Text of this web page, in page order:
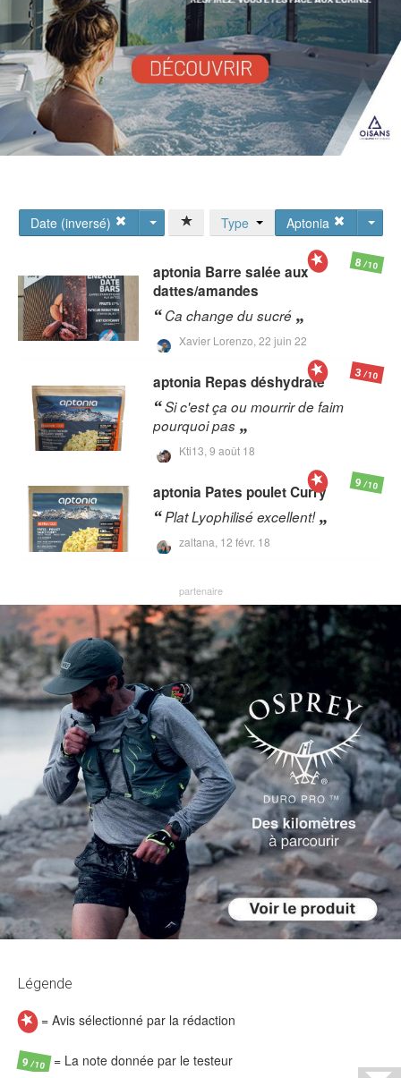
Date (inversé) Aptonia
Type
aptonia Barre salée aux
dattes/amandes
Ca change du sucré
Xavier Lorenzo, 22 juin 22
8/10
aptonia Repas déshydraté
Si c'est ça ou mourrir de faim
pourquoi pas
Kti13, 9 août 18
3/10
aptonia Pates poulet Curry
Plat Lyophilisé excellent!
zaltana, 12 févr. 18
9/10
Légende
= Avis sélectionné par la rédaction
9/10 = La note donnée par le testeur